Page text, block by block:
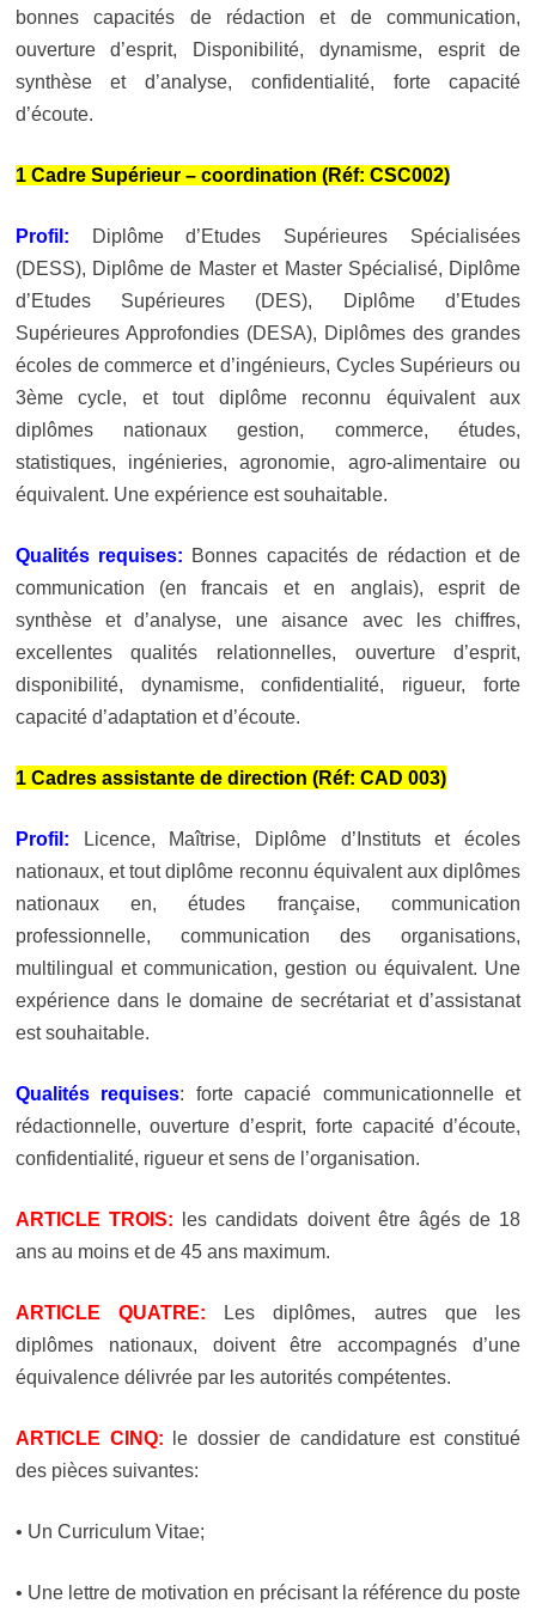
bonnes capacités de rédaction et de communication,
ouverture d’esprit, Disponibilité, dynamisme, esprit de
synthèse et d’analyse, confidentialité, forte capacité
d’écoute.
1 Cadre Supérieur – coordination (Réf: CSC002)
Profil: Diplôme d’Etudes Supérieures Spécialisées
(DESS), Diplôme de Master et Master Spécialisé, Diplôme
d’Etudes Supérieures (DES), Diplôme d’Etudes
Supérieures Approfondies (DESA), Diplômes des grandes
écoles de commerce et d’ingénieurs, Cycles Supérieurs ou
3ème cycle, et tout diplôme reconnu équivalent aux
diplômes nationaux gestion, commerce, études,
statistiques, ingénieries, agronomie, agro-alimentaire ou
équivalent. Une expérience est souhaitable.
Qualités requises: Bonnes capacités de rédaction et de
communication (en francais et en anglais), esprit de
synthèse et d’analyse, une aisance avec les chiffres,
excellentes qualités relationnelles, ouverture d’esprit,
disponibilité, dynamisme, confidentialité, rigueur, forte
capacité d’adaptation et d’écoute.
1 Cadres assistante de direction (Réf: CAD 003)
Profil: Licence, Maîtrise, Diplôme d’Instituts et écoles
nationaux, et tout diplôme reconnu équivalent aux diplômes
nationaux en, études française, communication
professionnelle, communication des organisations,
multilingual et communication, gestion ou équivalent. Une
expérience dans le domaine de secrétariat et d’assistanat
est souhaitable.
Qualités requises: forte capacié communicationnelle et
rédactionnelle, ouverture d’esprit, forte capacité d’écoute,
confidentialité, rigueur et sens de l’organisation.
ARTICLE TROIS: les candidats doivent être âgés de 18
ans au moins et de 45 ans maximum.
ARTICLE QUATRE: Les diplômes, autres que les
diplômes nationaux, doivent être accompagnés d’une
équivalence délivrée par les autorités compétentes.
ARTICLE CINQ:
le dossier de candidature est constitué
des pièces suivantes:
• Un Curriculum Vitae;
• Une lettre de motivation en précisant la référence du poste